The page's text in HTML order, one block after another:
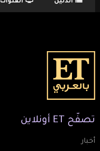
الدليل القنوات
تصفّح ET أونلاين
أخبار